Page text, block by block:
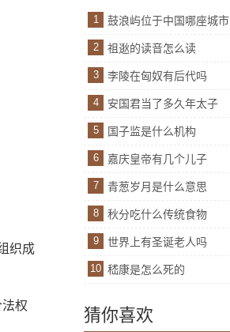
织成
权
1 鼓浪屿位于中国哪座城市
2 祖逖的读音怎么读
3 李陵在匈奴有后代吗
4 安国君当了多久年太子
5 国子监是什么机构
6 嘉庆皇帝有几个儿子
7 青葱岁月是什么意思
8 秋分吃什么传统食物
9 世界上有圣诞老人吗
10 嵇康是怎么死的
猜你喜欢